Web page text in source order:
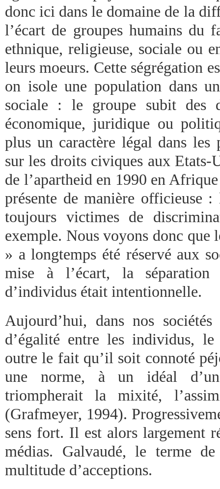
donc ici dans le domaine de la
l’écart de groupes humains du
ethnique, religieuse, sociale ou
leurs moeurs. Cette ségrégation
on isole une population dans
sociale : le groupe subit des
économique, juridique ou
plus un caractère légal dans
sur les droits civiques aux
de l’apartheid en 1990 en
présente de manière officieuse
toujours victimes de
exemple. Nous voyons donc que
» a longtemps été réservé aux
mise à l’écart, la séparation
d’individus était intentionnelle.
Aujourd’hui, dans nos
d’égalité entre les individus,
outre le fait qu’il soit connoté
une norme, à un idéal
triompherait la mixité,
(Grafmeyer, 1994).
sens fort. Il est alors largement
médias. Galvaudé, le terme
multitude d’acceptions.